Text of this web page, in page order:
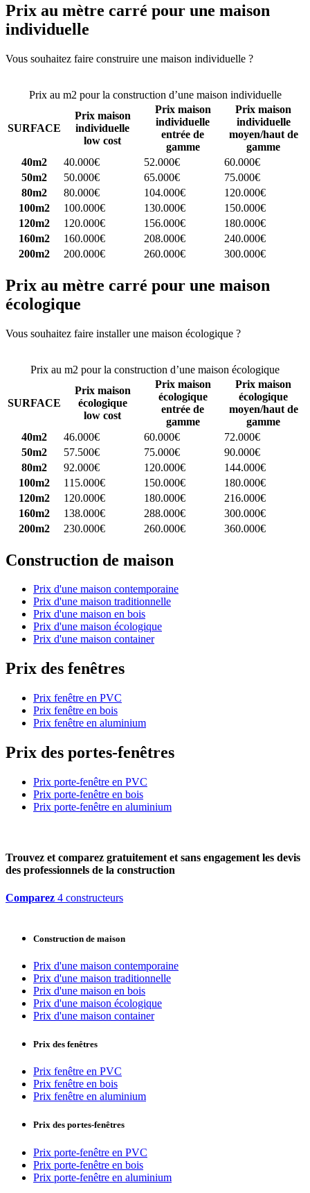
Prix au mètre carré pour une maison
individuelle
Vous souhaitez faire construire une maison individuelle ?
Prix au m2 pour la construction d’une maison individuelle
SURFACE
Prix maison
individuelle
low cost
Prix maison
individuelle
entrée de
gamme
Prix maison
individuelle
moyen/haut de
gamme
40m2
40.000€ 52.000€
60.000€
50m2
50.000€ 65.000€
75.000€
80m2
80.000€ 104.000€
120.000€
100m2
100.000€ 130.000€
150.000€
120m2
120.000€ 156.000€
180.000€
160m2
160.000€ 208.000€
240.000€
200m2
200.000€ 260.000€ 300.000€
Prix au mètre carré pour une maison
écologique
Vous souhaitez faire installer une maison écologique ?
Prix au m2 pour la construction d’une maison écologique
SURFACE
Prix maison
écologique
low cost
Prix maison
écologique
entrée de
gamme
Prix maison
écologique
moyen/haut de
gamme
40m2
46.000€ 60.000€
72.000€
50m2
57.500€ 75.000€
90.000€
80m2
92.000€ 120.000€
144.000€
100m2
115.000€ 150.000€
180.000€
120m2
120.000€ 180.000€
216.000€
160m2
138.000€ 288.000€
300.000€
200m2
230.000€ 260.000€ 360.000€
Construction de maison
Prix d'une maison contemporaine
Prix d'une maison traditionnelle
Prix d'une maison en bois
Prix d'une maison écologique
Prix d'une maison container
Prix des fenêtres
Prix fenêtre en PVC
Prix fenêtre en bois
Prix fenêtre en aluminium
Prix des portes-fenêtres
Prix porte-fenêtre en PVC
Prix porte-fenêtre en bois
Prix porte-fenêtre en aluminium
Trouvez et comparez gratuitement et sans engagement les devis
des professionnels de la construction
Comparez 4 constructeurs
Construction de maison
Prix d'une maison contemporaine
Prix d'une maison traditionnelle
Prix d'une maison en bois
Prix d'une maison écologique
Prix d'une maison container
Prix des fenêtres
Prix fenêtre en PVC
Prix fenêtre en bois
Prix fenêtre en aluminium
Prix des portes-fenêtres
Prix porte-fenêtre en PVC
Prix porte-fenêtre en bois
Prix porte-fenêtre en aluminium